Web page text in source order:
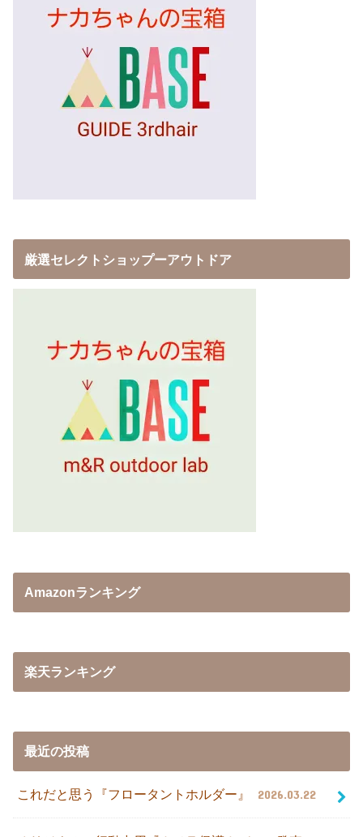
厳選セレクトショップーアウトドア
Amazonランキング
楽天ランキング
最近の投稿
これだと思う『フロータントホルダー』 2026.03.22